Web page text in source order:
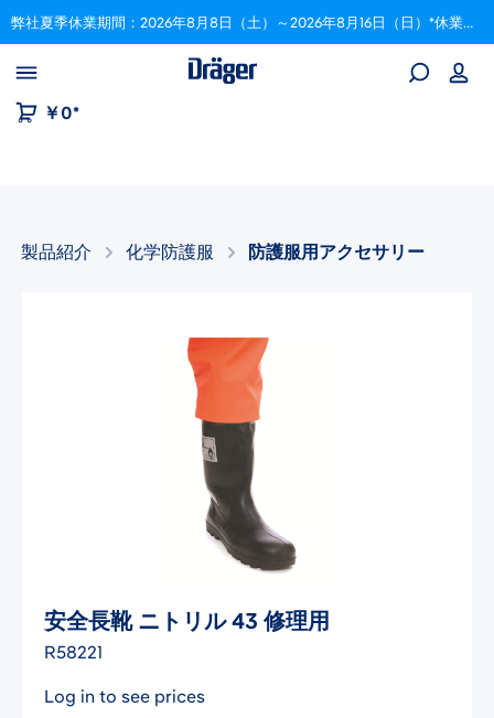
to B2B platform navigation 弊社夏季休業期間：2026年8月8日（土）～2026年8月16日（日）*休業期間中にいただいたご注文は、8月17日以降順次対応いたします。
￥0*
製品紹介 化学防護服 防護服用アクセサリー
画像ギャラリーをスキップ
安全長靴 ニトリル 43 修理用
R58221
Log in to see prices